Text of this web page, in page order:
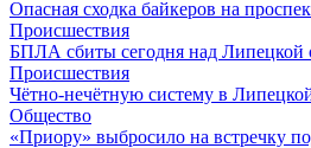
Опасная сходка байкеров на
Происшествия
БПЛА сбиты сегодня над Липецкой
Происшествия
Чётно-нечётную систему в
Общество
«Приору» выбросило на встречку